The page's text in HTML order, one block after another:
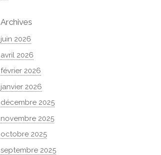
Archives
juin 2026
avril 2026
février 2026
janvier 2026
décembre 2025
novembre 2025
octobre 2025
septembre 2025